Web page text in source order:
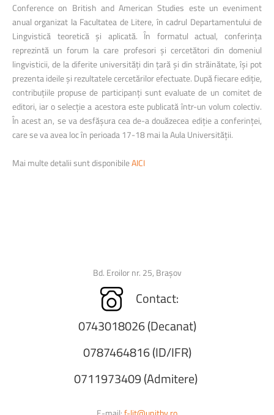
Conference on British and American Studies este un eveniment
anual organizat la Facultatea de Litere, în cadrul Departamentului de
Lingvistică teoretică și aplicată. În formatul actual, conferința
reprezintă un forum la care profesori și cercetători din domeniul
lingvisticii, de la diferite universități din țară și din străinătate, își pot
prezenta ideile și rezultatele cercetărilor efectuate. După fiecare ediție,
contribuțiile propuse de participanți sunt evaluate de un comitet de
editori, iar o selecție a acestora este publicată într-un volum colectiv.
În acest an, se va desfășura cea de-a douăzecea ediție a conferinței,
care se va avea loc în perioada 17-18 mai la Aula Universității.
Mai multe detalii sunt disponibileAICI
Bd. Eroilor nr. 25, Brașov
Contact:
0743018026 (Decanat)
0787464816 (ID/IFR)
0711973409 (Admitere)